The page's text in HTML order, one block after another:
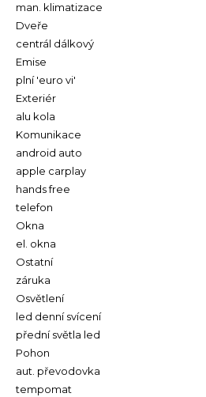
man. klimatizace
Dveře
centrál dálkový
Emise
plní 'euro vi'
Exteriér
alu kola
Komunikace
android auto
apple carplay
hands free
telefon
Okna
el. okna
Ostatní
záruka
Osvětlení
led denní svícení
přední světla led
Pohon
aut. převodovka
tempomat